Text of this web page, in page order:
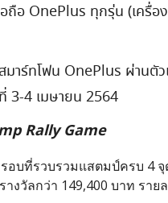
ถือ OnePlus ทุกรุ่น (เครื่อ
าร์ทโฟน OnePlus ผ่านตัว
3-4 เมษายน 2564
RallyGame
อบที่รวบรวมแสตมป์ครบ 4
งวัลกว่า 149,400 บาท ราย